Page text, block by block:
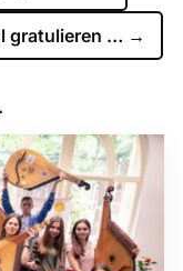
gratulieren … →